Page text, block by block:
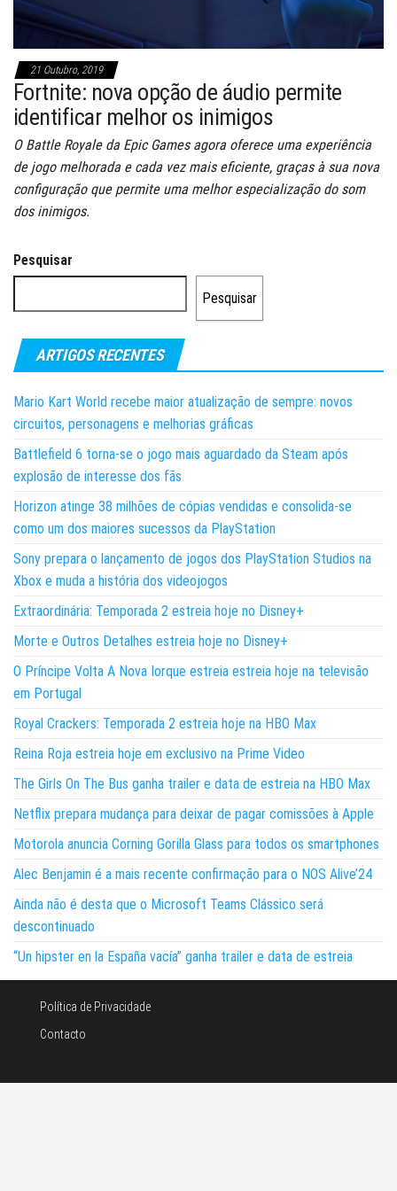
21 Outubro, 2019
Fortnite: nova opção de áudio permite
identificar melhor os inimigos
O Battle Royale da Epic Games agora oferece uma experiência
de jogo melhorada e cada vez mais eficiente, graças à sua nova
configuração que permite uma melhor especialização do som
dos inimigos.
Pesquisar
Pesquisar
ARTIGOS RECENTES
Mario Kart World recebe maior atualização de sempre: novos
circuitos, personagens e melhorias gráficas
Battlefield 6 torna-se o jogo mais aguardado da Steam após
explosão de interesse dos fãs
Horizon atinge 38 milhões de cópias vendidas e consolida-se
como um dos maiores sucessos da PlayStation
Sony prepara o lançamento de jogos dos PlayStation Studios na
Xbox e muda a história dos videojogos
Extraordinária: Temporada 2 estreia hoje no Disney+
Morte e Outros Detalhes estreia hoje no Disney+
O Príncipe Volta A Nova Iorque estreia estreia hoje na televisão
em Portugal
Royal Crackers: Temporada 2 estreia hoje na HBO Max
Reina Roja estreia hoje em exclusivo na Prime Video
The Girls On The Bus ganha trailer e data de estreia na HBO Max
Netflix prepara mudança para deixar de pagar comissões à Apple
Motorola anuncia Corning Gorilla Glass para todos os smartphones
Alec Benjamin é a mais recente confirmação para o NOS Alive’24
Ainda não é desta que o Microsoft Teams Clássico será
descontinuado
“Un hipster en la España vacía” ganha trailer e data de estreia
Política de Privacidade
Contacto